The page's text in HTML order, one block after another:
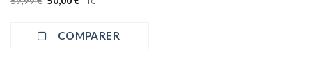
prix
59,99 €.50,00 €.
COMPARER